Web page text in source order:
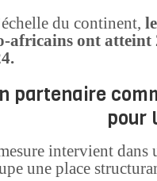
du continent,
africains ont atteint
partenaire
pour
intervient dans
une place